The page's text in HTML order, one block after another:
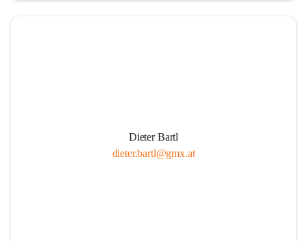
Dieter Bartl
dieter.bartl@gmx.at